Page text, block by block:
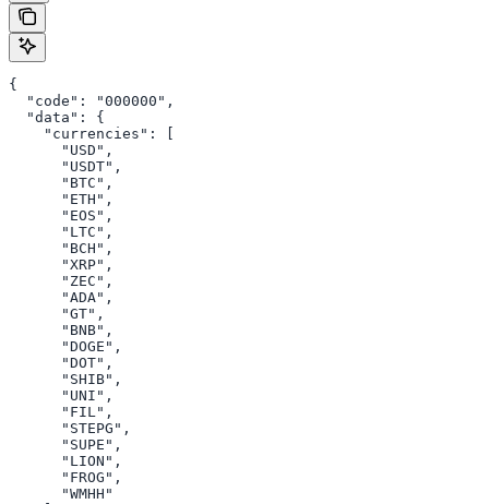
{
  "code": "000000",
  "data": {
    "currencies": [
      "USD",
      "USDT",
      "BTC",
      "ETH",
      "EOS",
      "LTC",
      "BCH",
      "XRP",
      "ZEC",
      "ADA",
      "GT",
      "BNB",
      "DOGE",
      "DOT",
      "SHIB",
      "UNI",
      "FIL",
      "STEPG",
      "SUPE",
      "LION",
      "FROG",
      "WMHH"